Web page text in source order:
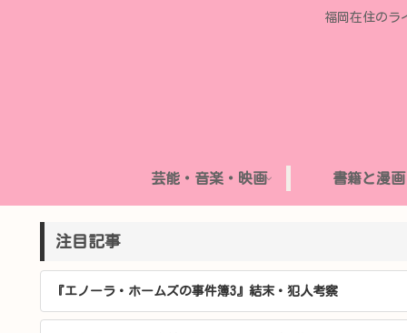
福岡在住のラ
芸能・音楽・映画 書籍と漫画
注目記事
『エノーラ・ホームズの事件簿3』結末・犯人考察